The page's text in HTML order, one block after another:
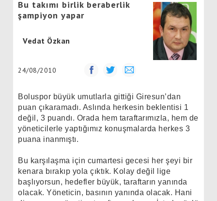
Bu takımı birlik beraberlik
şampiyon yapar
Vedat Özkan
24/08/2010
Boluspor büyük umutlarla gittiği Giresun’dan
puan çıkaramadı. Aslında herkesin beklentisi 1
değil, 3 puandı. Orada hem taraftarımızla, hem de
yöneticilerle yaptığımız konuşmalarda herkes 3
puana inanmıştı.
Bu karşılaşma için cumartesi gecesi her şeyi bir
kenara bırakıp yola çıktık. Kolay değil lige
başlıyorsun, hedefler büyük, taraftarın yanında
olacak. Yöneticin, basının yanında olacak. Hani